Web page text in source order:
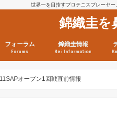
世界一を目指すプロテニスプレーヤ
錦織圭を
フォーラム
Forums
錦織圭情報
Kei Information
日現在）
点）
オープン1回戦直前情報